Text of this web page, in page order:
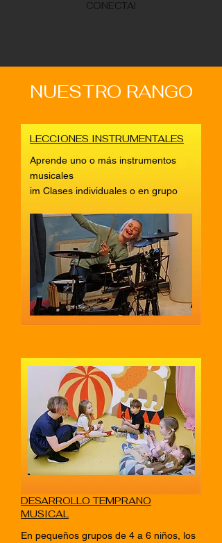
CONECTA!
NUESTRO RANGO
Aprende uno o más instrumentos
musicales
im Clases individuales o en grupo
LECCIONES INSTRUMENTALES
DESARROLLO TEMPRANO
MUSICAL
En pequeños grupos de 4 a 6 niños, los